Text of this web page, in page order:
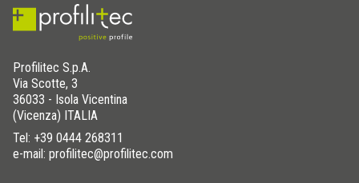
Profilitec S.p.A.
Via Scotte, 3
36033 - Isola Vicentina
(Vicenza) ITALIA
Tel: +39 0444 268311
e-mail: profilitec@profilitec.com